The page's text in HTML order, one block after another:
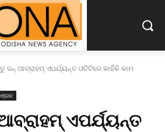
ଜନ୍ ଆବ୍ରାହମ୍ ଏପର୍ଯ୍ୟନ୍ତ ଓଟିଟିରେ କାହିଁକି କାମ
ଏପର୍ଯ୍ୟନ୍ତ